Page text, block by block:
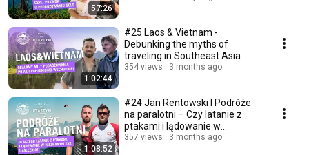
57:26
1:02:44
#25 Laos & Vietnam -
Debunking the myths of
traveling in Southeast Asia
354 views 3 months ago
1:08:52
#24 Jan Rentowski I Podróże
na paralotni – Czy latanie z
ptakami i lądowanie w
nieznanym uzależnia?
357 views 3 months ago